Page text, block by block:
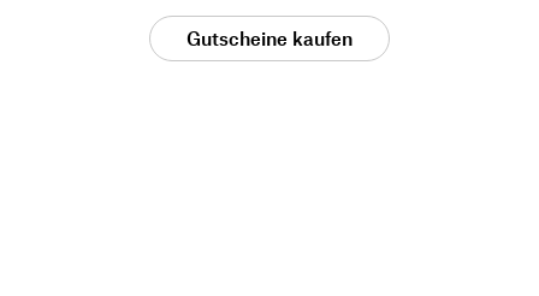
Gutscheine kaufen